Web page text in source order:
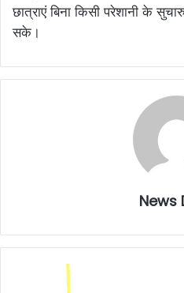
छात्राएं बिना किसी परेशानी के
सके।
News